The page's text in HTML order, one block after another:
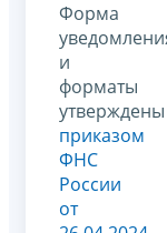
Форма
и
форматы
утверждены
приказом
ФНС
России
от